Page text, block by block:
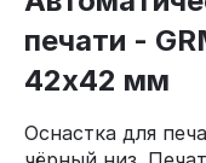
печати -
42x42 мм
Оснастка для